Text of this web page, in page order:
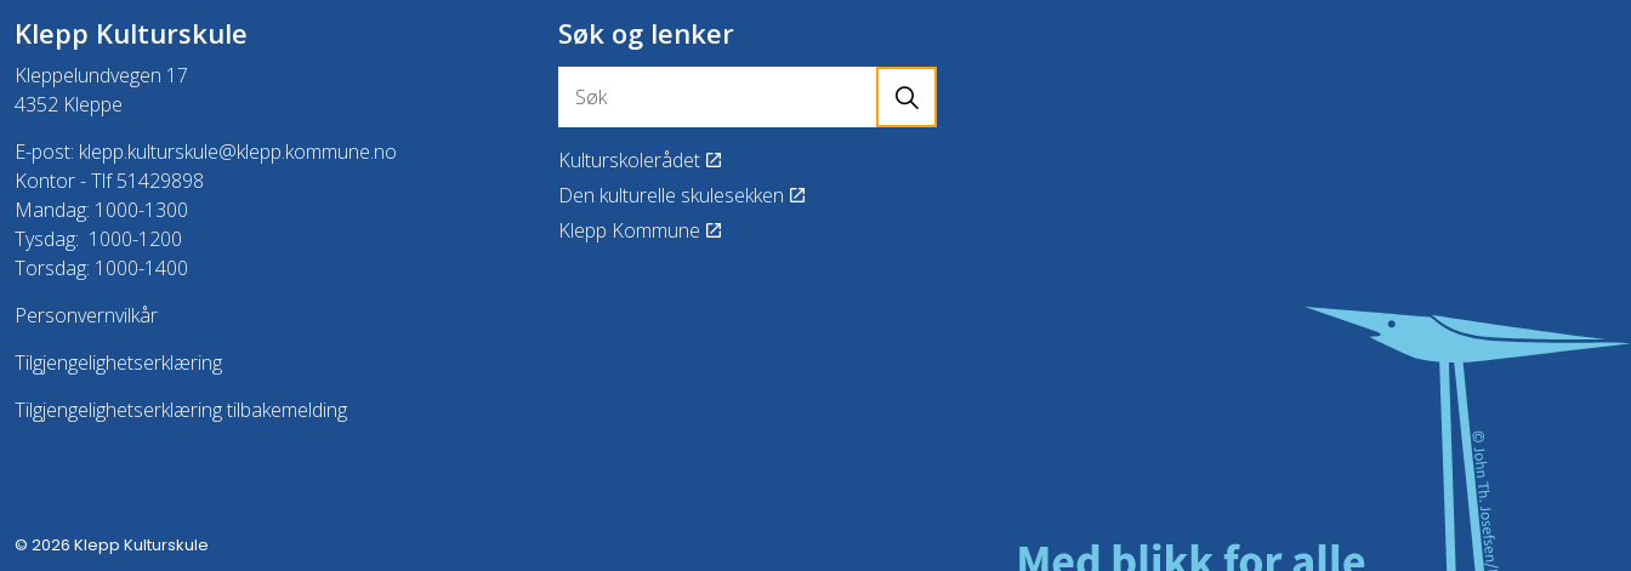
Klepp Kulturskule
Kleppelundvegen 17
4352 Kleppe
E-post: klepp.kulturskule@klepp.kommune.no
Kontor - Tlf 51429898
Mandag: 1000-1300
Tysdag: 1000-1200
Torsdag: 1000-1400
Personvernvilkår
Tilgjengelighetserklæring
Tilgjengelighetserklæring tilbakemelding
Søk og lenker
Kulturskolerådet
Den kulturelle skulesekken
Klepp Kommune
© 2026 Klepp Kulturskule